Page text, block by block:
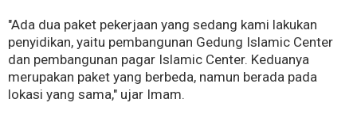
"Ada dua paket pekerjaan yang sedang kami lakukan
penyidikan, yaitu pembangunan Gedung Islamic Center
dan pembangunan pagar Islamic Center. Keduanya
merupakan paket yang berbeda, namun berada pada
lokasi yang sama," ujar Imam.